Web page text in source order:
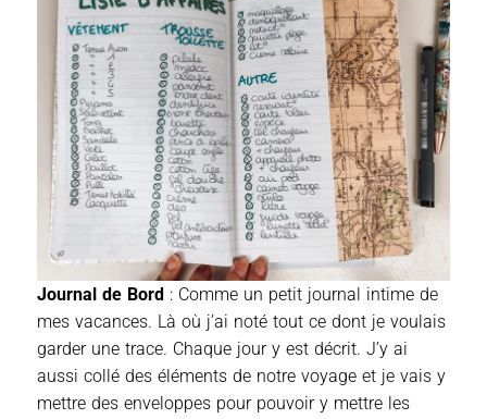
Journal de Bord : Comme un petit journal intime de
mes vacances. Là où j’ai noté tout ce dont je voulais
garder une trace. Chaque jour y est décrit. J’y ai
aussi collé des éléments de notre voyage et je vais y
mettre des enveloppes pour pouvoir y mettre les